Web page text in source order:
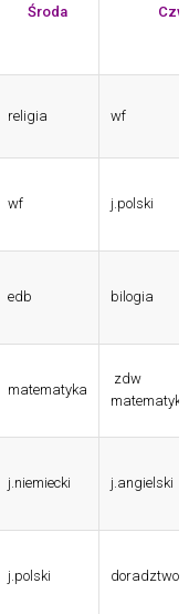
Środa
religia wf
wf j.polski
edb bilogia
matematyka
zdw
j.niemiecki j.angielski
j.polski doradztwo